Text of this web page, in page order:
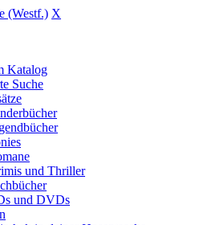
X
Katalog
Suche
und Thriller
und DVDs